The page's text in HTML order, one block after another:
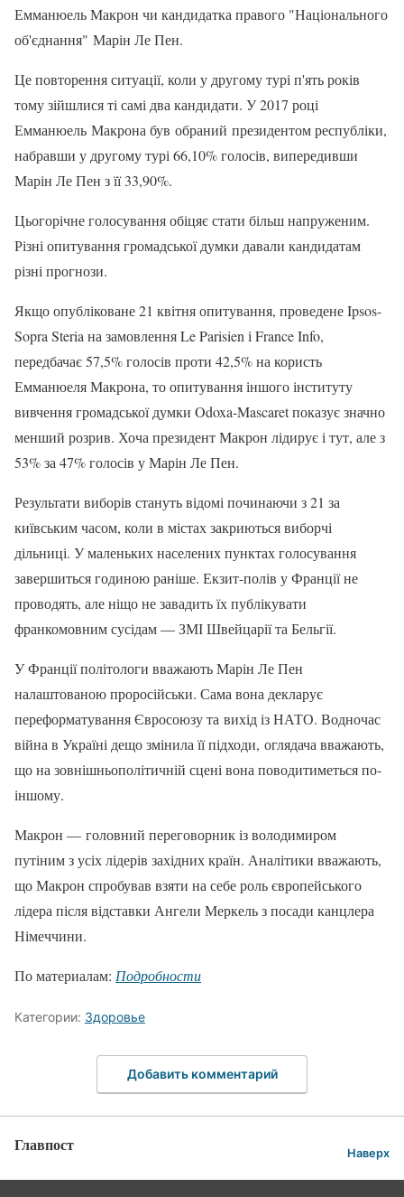
Емманюель Макрон чи кандидатка правого "Національного
об'єднання" Марін Ле Пен.
Це повторення ситуації, коли у другому турі п'ять років
тому зійшлися ті самі два кандидати. У 2017 році
Емманюель Макрона був обраний президентом республіки,
набравши у другому турі 66,10% голосів, випередивши
Марін Ле Пен з її 33,90%.
Цьогорічне голосування обіцяє стати більш напруженим.
Різні опитування громадської думки давали кандидатам
різні прогнози.
Якщо опубліковане 21 квітня опитування, проведене Ipsos-
Sopra Steria на замовлення Le Parisien і France Info,
передбачає 57,5% голосів проти 42,5% на користь
Емманюеля Макрона, то опитування іншого інституту
вивчення громадської думки Odoxa-Mascaret показує значно
менший розрив. Хоча президент Макрон лідирує і тут, але з
53% за 47% голосів у Марін Ле Пен.
Результати виборів стануть відомі починаючи з 21 за
київським часом, коли в містах закриються виборчі
дільниці. У маленьких населених пунктах голосування
завершиться годиною раніше. Екзит-полів у Франції не
проводять, але ніщо не завадить їх публікувати
франкомовним сусідам — ЗМІ Швейцарії та Бельгії.
У Франції політологи вважають Марін Ле Пен
налаштованою проросійськи. Сама вона декларує
переформатування Євросоюзу та вихід із НАТО. Водночас
війна в Україні дещо змінила її підходи, оглядача вважають,
що на зовнішньополітичній сцені вона поводитиметься по-
іншому.
Макрон — головний переговорник із володимиром
путіним з усіх лідерів західних країн. Аналітики вважають,
що Макрон спробував взяти на себе роль європейського
лідера після відставки Ангели Меркель з посади канцлера
Німеччини.
По материалам: Подробности
Категории: Здоровье
Добавить комментарий
Главпост Наверх